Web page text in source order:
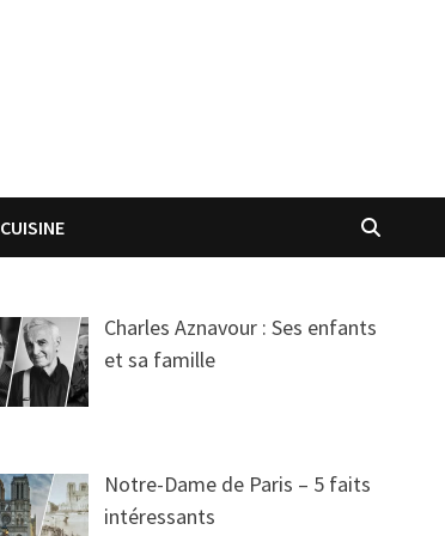
CUISINE
Charles Aznavour : Ses enfants
et sa famille
Notre-Dame de Paris – 5 faits
intéressants